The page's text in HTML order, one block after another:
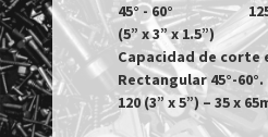
45° - 60°			125 X 70 X 35mm
(5” x 3” x 1.5”)
Capacidad de corte
Rectangular 45°-60°.			70 x
120 (3” x 5”) – 35 x
  								(“1.5 x